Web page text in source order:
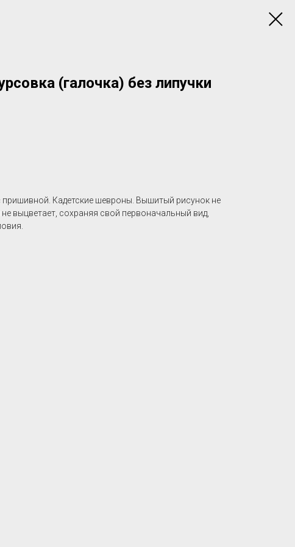
(галочка) без липучки
пришивной. Кадетские шевроны. Вышитый рисунок не
выцветает, сохраняя свой первоначальный вид,